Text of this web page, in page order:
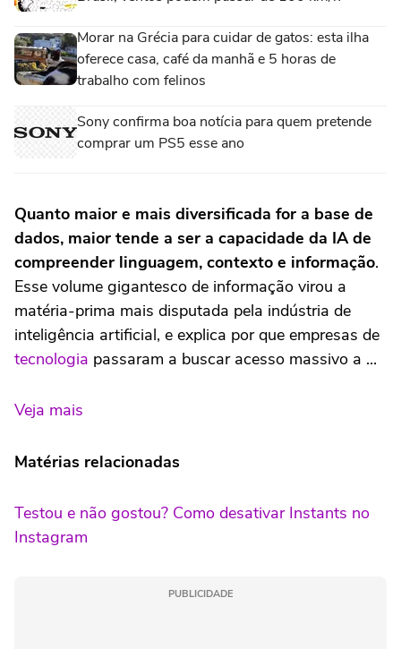
Morar na Grécia para cuidar de gatos: esta ilha
oferece casa, café da manhã e 5 horas de
trabalho com felinos
Sony confirma boa notícia para quem pretende
comprar um PS5 esse ano
Quanto maior e mais diversificada for a base de
dados, maior tende a ser a capacidade da IA de
compreender linguagem, contexto e informação.
Esse volume gigantesco de informação virou a
matéria-prima mais disputada pela indústria de
inteligência artificial, e explica por que empresas de
tecnologia passaram a buscar acesso massivo a ...
Veja mais
Matérias relacionadas
Testou e não gostou? Como desativar Instants no
Instagram
PUBLICIDADE